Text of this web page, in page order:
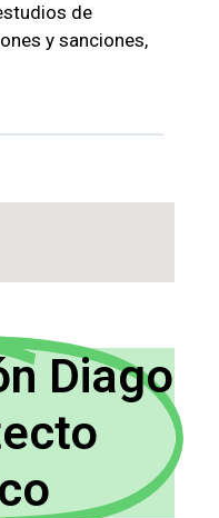
de
y sanciones,
Diago